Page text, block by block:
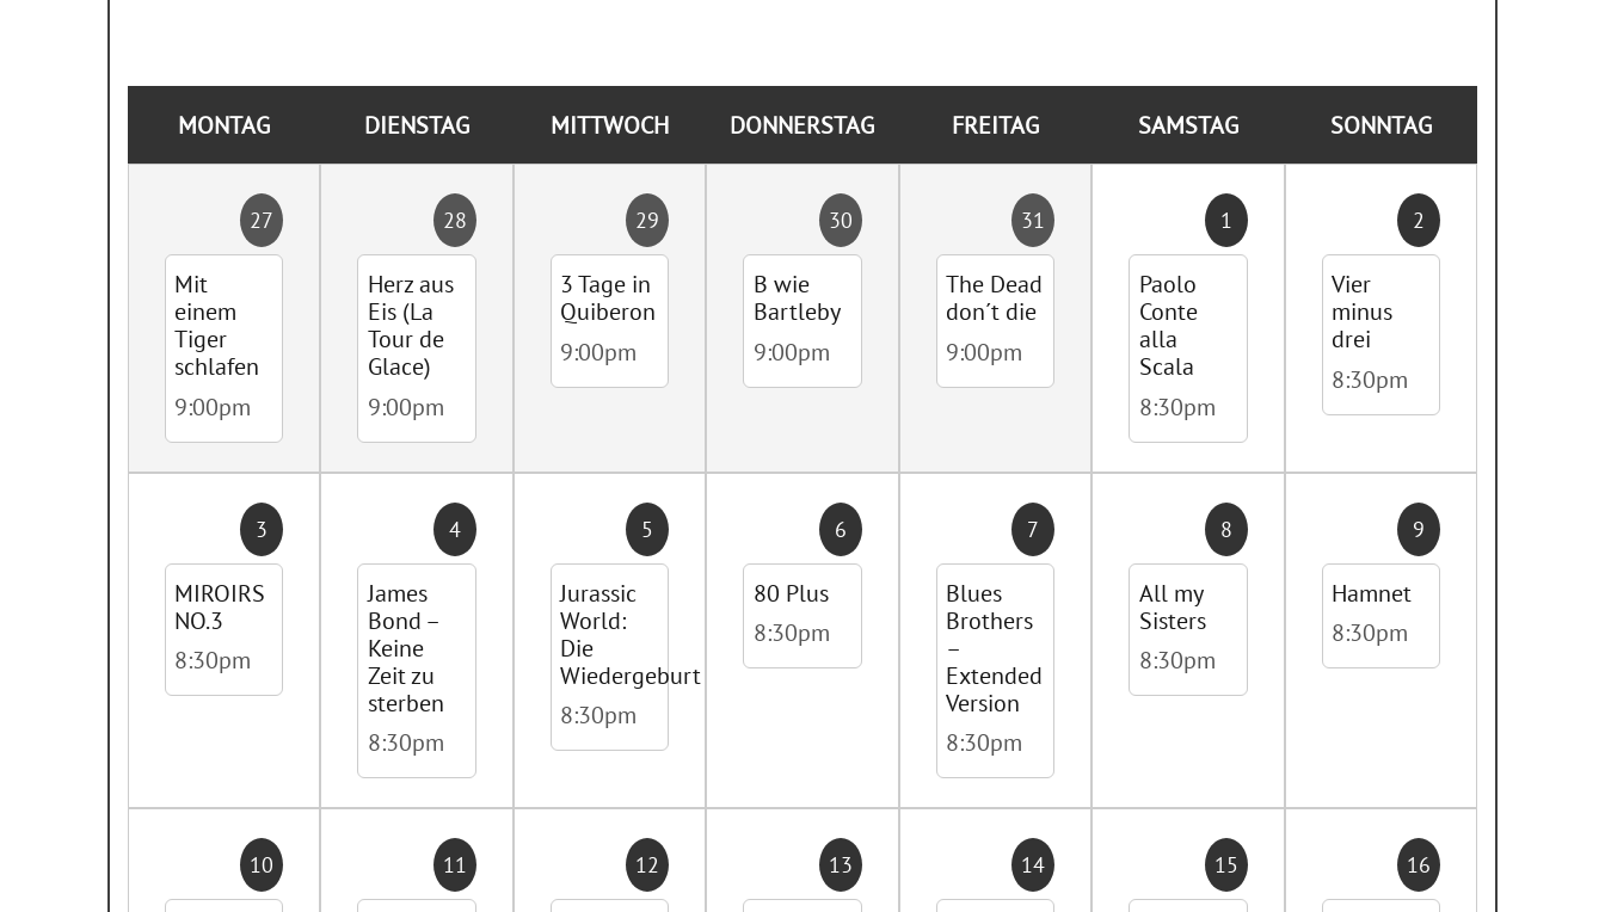
MONTAG DIENSTAG MITTWOCH DONNERSTAG FREITAG SAMSTAG SONNTAG
27
Mit
einem
Tiger
schlafen
9:00pm
28
Herz aus
Eis (La
Tour de
Glace)
9:00pm
29
3 Tage in
Quiberon
9:00pm
30
B wie
Bartleby
9:00pm
31
The Dead
don´t die
9:00pm
1
Paolo
Conte
alla
Scala
8:30pm
2
Vier
minus
drei
8:30pm
3
MIROIRS
NO.3
8:30pm
4
James
Bond –
Keine
Zeit zu
sterben
8:30pm
5
Jurassic
World:
Die
Wiedergeburt
8:30pm
6
80 Plus
8:30pm
7
Blues
Brothers
–
Extended
Version
8:30pm
8
All my
Sisters
8:30pm
9
Hamnet
8:30pm
10 11 12 13 14 15 16